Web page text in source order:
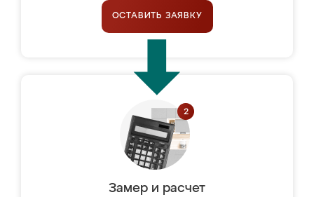
ОСТАВИТЬ ЗАЯВКУ
Замер и расчет